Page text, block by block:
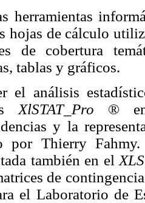
herramientas
hojas de cálculo
de cobertura
tablas y gráficos.
el análisis
XlSTAT_Pro ®
y la
por Thierry
también en el
de
el Laboratorio de